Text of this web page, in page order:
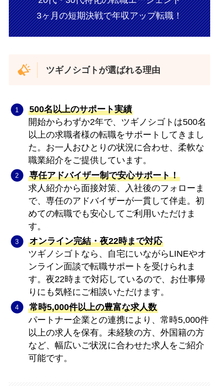
3ヶ月の短期決戦で年収アップ転職！
ツギノシゴトが選ばれる理由
500名以上のサポート実績
開始からわずか2年で、ツギノシゴトは500名
以上の求職者様の転職をサポートしてきまし
た。お一人おひとりの状況に合わせ、柔軟な
職業紹介をご提供しています。
専任アドバイザー制で安心サポート！
求人紹介から面接対策、入社後のフォローま
で、専任のアドバイザーが一貫して伴走。初
めての転職でも安心してご利用いただけま
す。
オンライン完結・夜22時まで対応
ツギノシゴトなら、自宅にいながらLINEやオ
ンライン面談で転職サポートを受けられま
す。夜22時まで対応しているので、お仕事帰
りにも気軽にご相談いただけます。
常時5,000件以上の豊富な求人数
パートナー企業との連携により、常時5,000件
以上の求人を保有。未経験の方、外国籍の方
など、幅広いご状況に合わせた求人をご紹介
可能です。